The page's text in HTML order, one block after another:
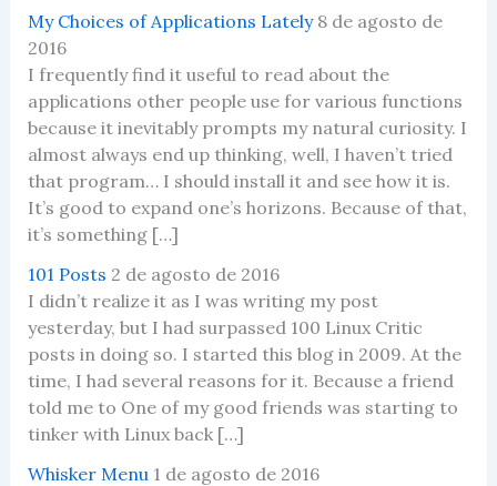
My Choices of Applications Lately 8 de agosto de
2016
I frequently find it useful to read about the
applications other people use for various functions
because it inevitably prompts my natural curiosity. I
almost always end up thinking, well, I haven’t tried
that program… I should install it and see how it is.
It’s good to expand one’s horizons. Because of that,
it’s something […]
101 Posts 2 de agosto de 2016
I didn’t realize it as I was writing my post
yesterday, but I had surpassed 100 Linux Critic
posts in doing so. I started this blog in 2009. At the
time, I had several reasons for it. Because a friend
told me to One of my good friends was starting to
tinker with Linux back […]
Whisker Menu 1 de agosto de 2016